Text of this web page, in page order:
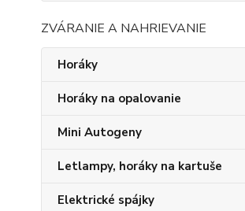
ZVÁRANIE A NAHRIEVANIE
Horáky
Horáky na opalovanie
Mini Autogeny
Letlampy, horáky na kartuše
Elektrické spájky